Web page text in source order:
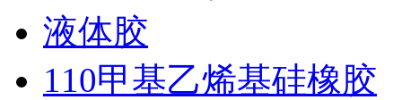
液体胶
110甲基乙烯基硅橡胶